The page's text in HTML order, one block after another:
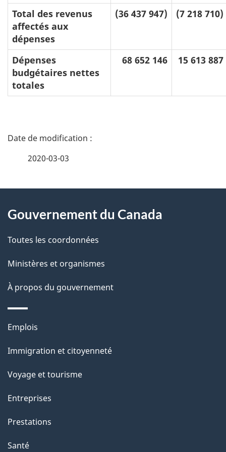
Total des revenus
affectés aux
dépenses
(36 437 947) (7 218 710)
Dépenses
budgétaires nettes
totales
68 652 146 15 613 887
D
i
l
s
d
e
l
a
p
a
g
e
2020-03-03
propos
de
ce
site
Gouvernement du Canada
Toutes les coordonnées
Ministères et organismes
À propos du gouvernement
Thèmes
sujets
Emplois
Immigration et citoyenneté
Voyage et tourisme
Entreprises
Prestations
Santé